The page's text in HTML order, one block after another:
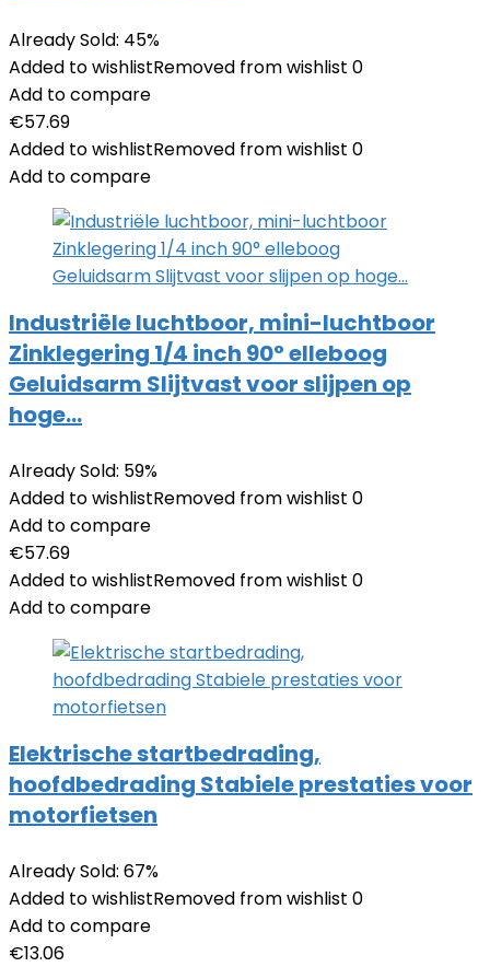
Already Sold: 45%
Added to wishlistRemoved from wishlist 0
Add to compare
€57.69
Added to wishlistRemoved from wishlist 0
Add to compare
Industriële luchtboor, mini-luchtboor
Zinklegering 1/4 inch 90° elleboog
Geluidsarm Slijtvast voor slijpen op
hoge…
Already Sold: 59%
Added to wishlistRemoved from wishlist 0
Add to compare
€57.69
Added to wishlistRemoved from wishlist 0
Add to compare
Elektrische startbedrading,
hoofdbedrading Stabiele prestaties voor
motorfietsen
Already Sold: 67%
Added to wishlistRemoved from wishlist 0
Add to compare
€13.06